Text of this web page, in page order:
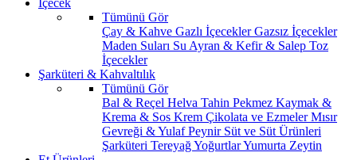
Tümünü Gör
Çay & Kahve Gazlı İçeceklerGazsız İçecekler
Maden Suları Su Ayran & Kefir & Salep Toz
İçecekler
Şarküteri & Kahvaltılık
Tümünü Gör
Bal & Reçel Helva Tahin Pekmez Kaymak &
Krema & Sos Krem Çikolata ve EzmelerMısır
Gevreği & YulafPeynir Süt ve Süt Ürünleri
Şarküteri TereyağYoğurtlarYumurta Zeytin